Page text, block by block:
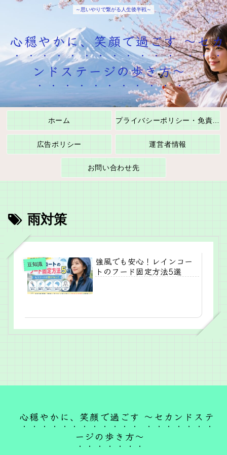
～思いやりで繋がる人生後半戦～
心穏やかに、笑顔で過ごす ～セカ
ンドステージの歩き方～
ホーム
広告ポリシー 運営者情報
お問い合わせ先
雨対策
豆知識
強風でも安心！レインコー
トのフード固定方法5選
心穏やかに、笑顔で過ごす ～セカンドステ
ージの歩き方～